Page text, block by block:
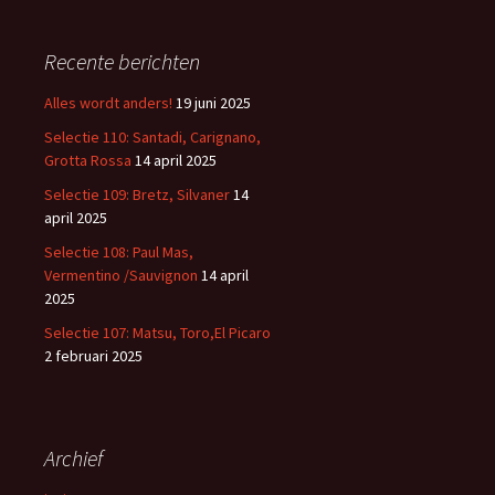
n
a
a
r
Recente berichten
Alles wordt anders! 19 juni 2025
Selectie 110: Santadi, Carignano,
Grotta Rossa 14 april 2025
Selectie 109: Bretz, Silvaner14
april 2025
Selectie 108: Paul Mas,
Vermentino /Sauvignon 14 april
2025
Selectie 107: Matsu, Toro,El Picaro
2 februari 2025
Archief